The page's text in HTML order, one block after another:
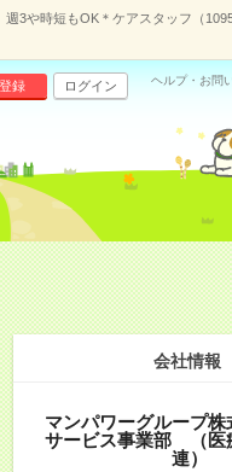
週3や時短もOK＊ケアスタッフ（
録 ログイン ヘルプ・お問
会社情報
マンパワーグループ
サービス事業部 （医
連）